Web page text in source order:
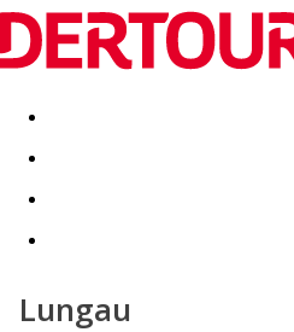
Destinatii Vacanta perfecta
Lungau